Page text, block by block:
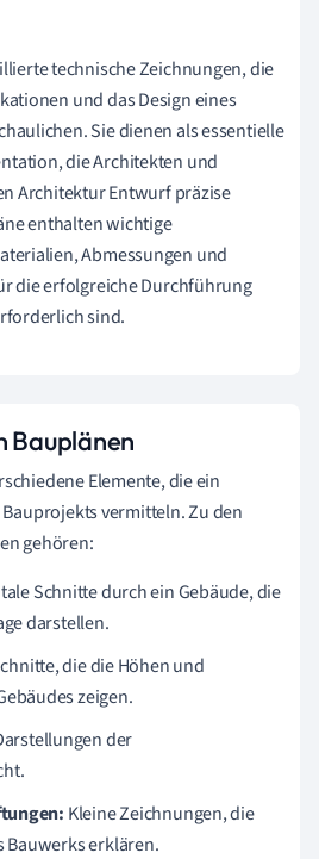
technische Zeichnungen, die
und das Design eines
Sie dienen als essentielle
die Architekten und
Architektur Entwurf präzise
enthalten wichtige
Abmessungen und
die erfolgreiche Durchführung
sind.
Bauplänen
Elemente, die ein
vermitteln. Zu den
gehören:
Schnitte durch ein Gebäude, die
darstellen.
die die Höhen und
zeigen.
der
Kleine Zeichnungen, die
Bauwerks erklären.